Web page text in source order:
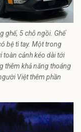
ghế, 5 chỗ ngồi. Ghế
bệ tì tay. Một trong
toàn cảnh kéo dài tới
thêm khả năng thoáng
Việt thêm phần